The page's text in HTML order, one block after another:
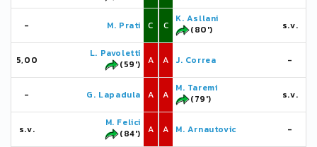
- M. Prati C
5,00
L. Pavoletti
(59')
A
- G. Lapadula A
s.v.
M. Felici
(84')
A
C
K. Asllani
(80')
s.v.
A J. Correa -
A
M. Taremi
(79')
s.v.
A M. Arnautovic -